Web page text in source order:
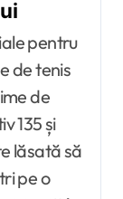
pentru
de tenis
de
135 și
lăsată să
pe o